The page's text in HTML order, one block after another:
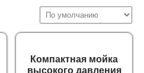
Компактная мойка
высокого давления